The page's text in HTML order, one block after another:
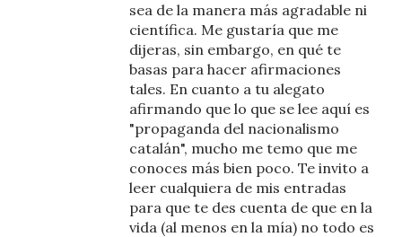
sea de la manera más agradable ni
científica. Me gustaría que me
dijeras, sin embargo, en qué te
basas para hacer afirmaciones
tales. En cuanto a tu alegato
afirmando que lo que se lee aquí es
"propaganda del nacionalismo
catalán", mucho me temo que me
conoces más bien poco. Te invito a
leer cualquiera de mis entradas
para que te des cuenta de que en la
vida (al menos en la mía) no todo es